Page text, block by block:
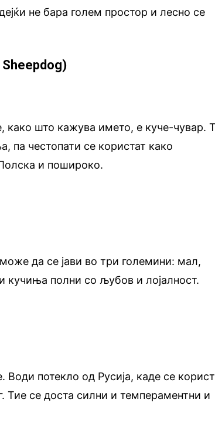
не бара голем простор и лесно се
како што кажува името, е куче-чувар.
па честопати се користат како
и пошироко.
да се јави во три големини: мал,
кучиња полни со љубов и лојалност.
Води потекло од Русија, каде се
Тие се доста силни и темпераментни и